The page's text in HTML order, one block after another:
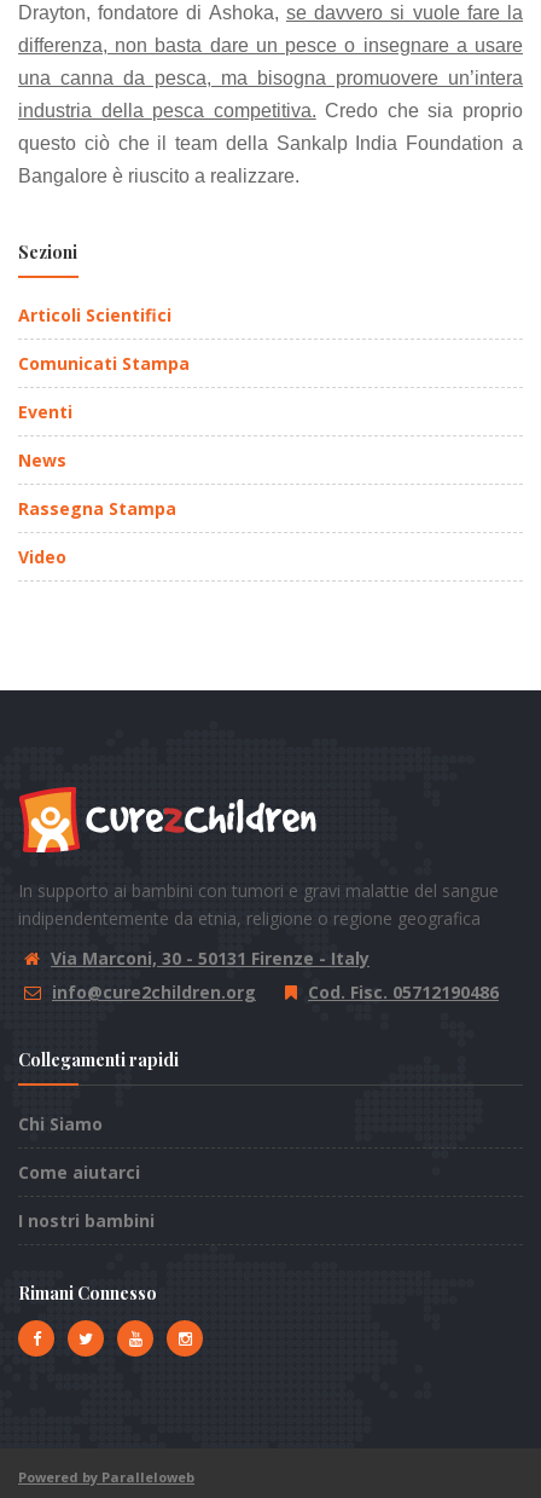
Drayton, fondatore di Ashoka, se davvero si vuole fare la
differenza, non basta dare un pesce o insegnare a usare
una canna da pesca, ma bisogna promuovere un’intera
industria della pesca competitiva. Credo che sia proprio
questo ciò che il team della Sankalp India Foundation a
Bangalore è riuscito a realizzare.
Sezioni
Articoli Scientifici
Comunicati Stampa
Eventi
News
Rassegna Stampa
Video
In supporto ai bambini con tumori e gravi malattie del sangue
indipendentemente da etnia, religione o regione geografica
Via Marconi, 30 - 50131 Firenze - Italy
info@cure2children.org
Cod. Fisc. 05712190486
Collegamenti rapidi
Chi Siamo
Come aiutarci
I nostri bambini
Rimani Connesso
Powered by Paralleloweb